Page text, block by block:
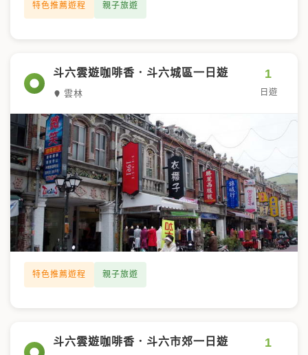
特色推薦遊程 親子旅遊
斗六雲遊咖啡香．斗六城區一日遊
雲林
1
日遊
特色推薦遊程 親子旅遊
斗六雲遊咖啡香．斗六市郊一日遊 1